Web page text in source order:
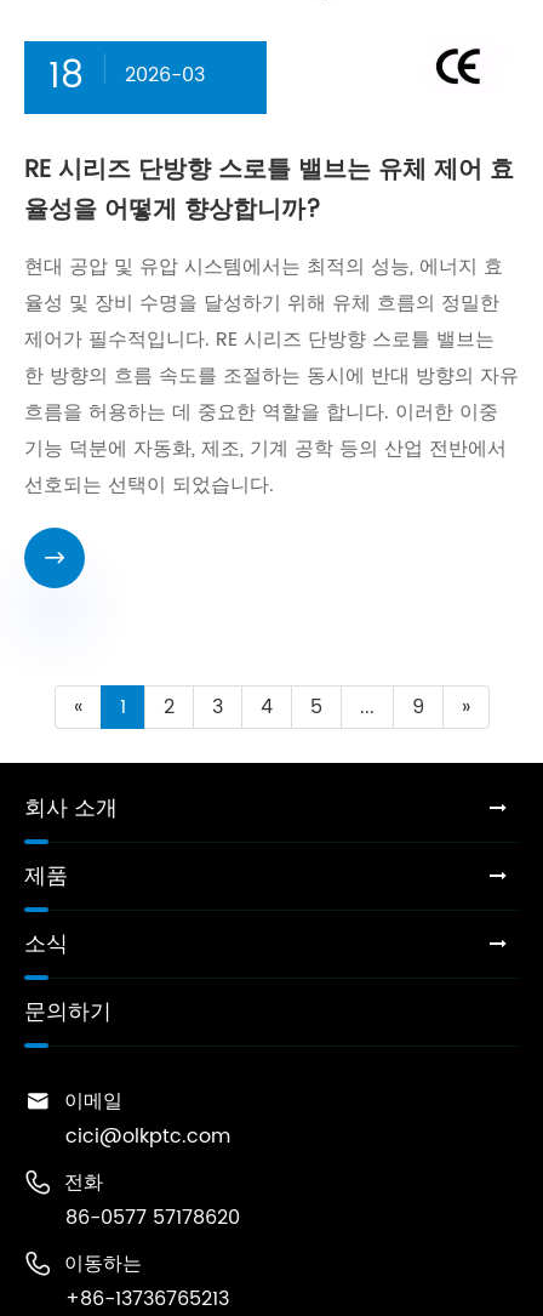
18 2026-03
RE 시리즈 단방향 스로틀 밸브는 유체 제어 효
율성을 어떻게 향상합니까?
현대 공압 및 유압 시스템에서는 최적의 성능, 에너지 효
율성 및 장비 수명을 달성하기 위해 유체 흐름의 정밀한
제어가 필수적입니다. RE 시리즈 단방향 스로틀 밸브는
한 방향의 흐름 속도를 조절하는 동시에 반대 방향의 자유
흐름을 허용하는 데 중요한 역할을 합니다. 이러한 이중
기능 덕분에 자동화, 제조, 기계 공학 등의 산업 전반에서
선호되는 선택이 되었습니다.

« 1 2 3 4 5 ... 9 »
회사 소개
제품
소식
문의하기
 이메일
cici@olkptc.com
 전화
86-0577 57178620
 이동하는
+86-13736765213